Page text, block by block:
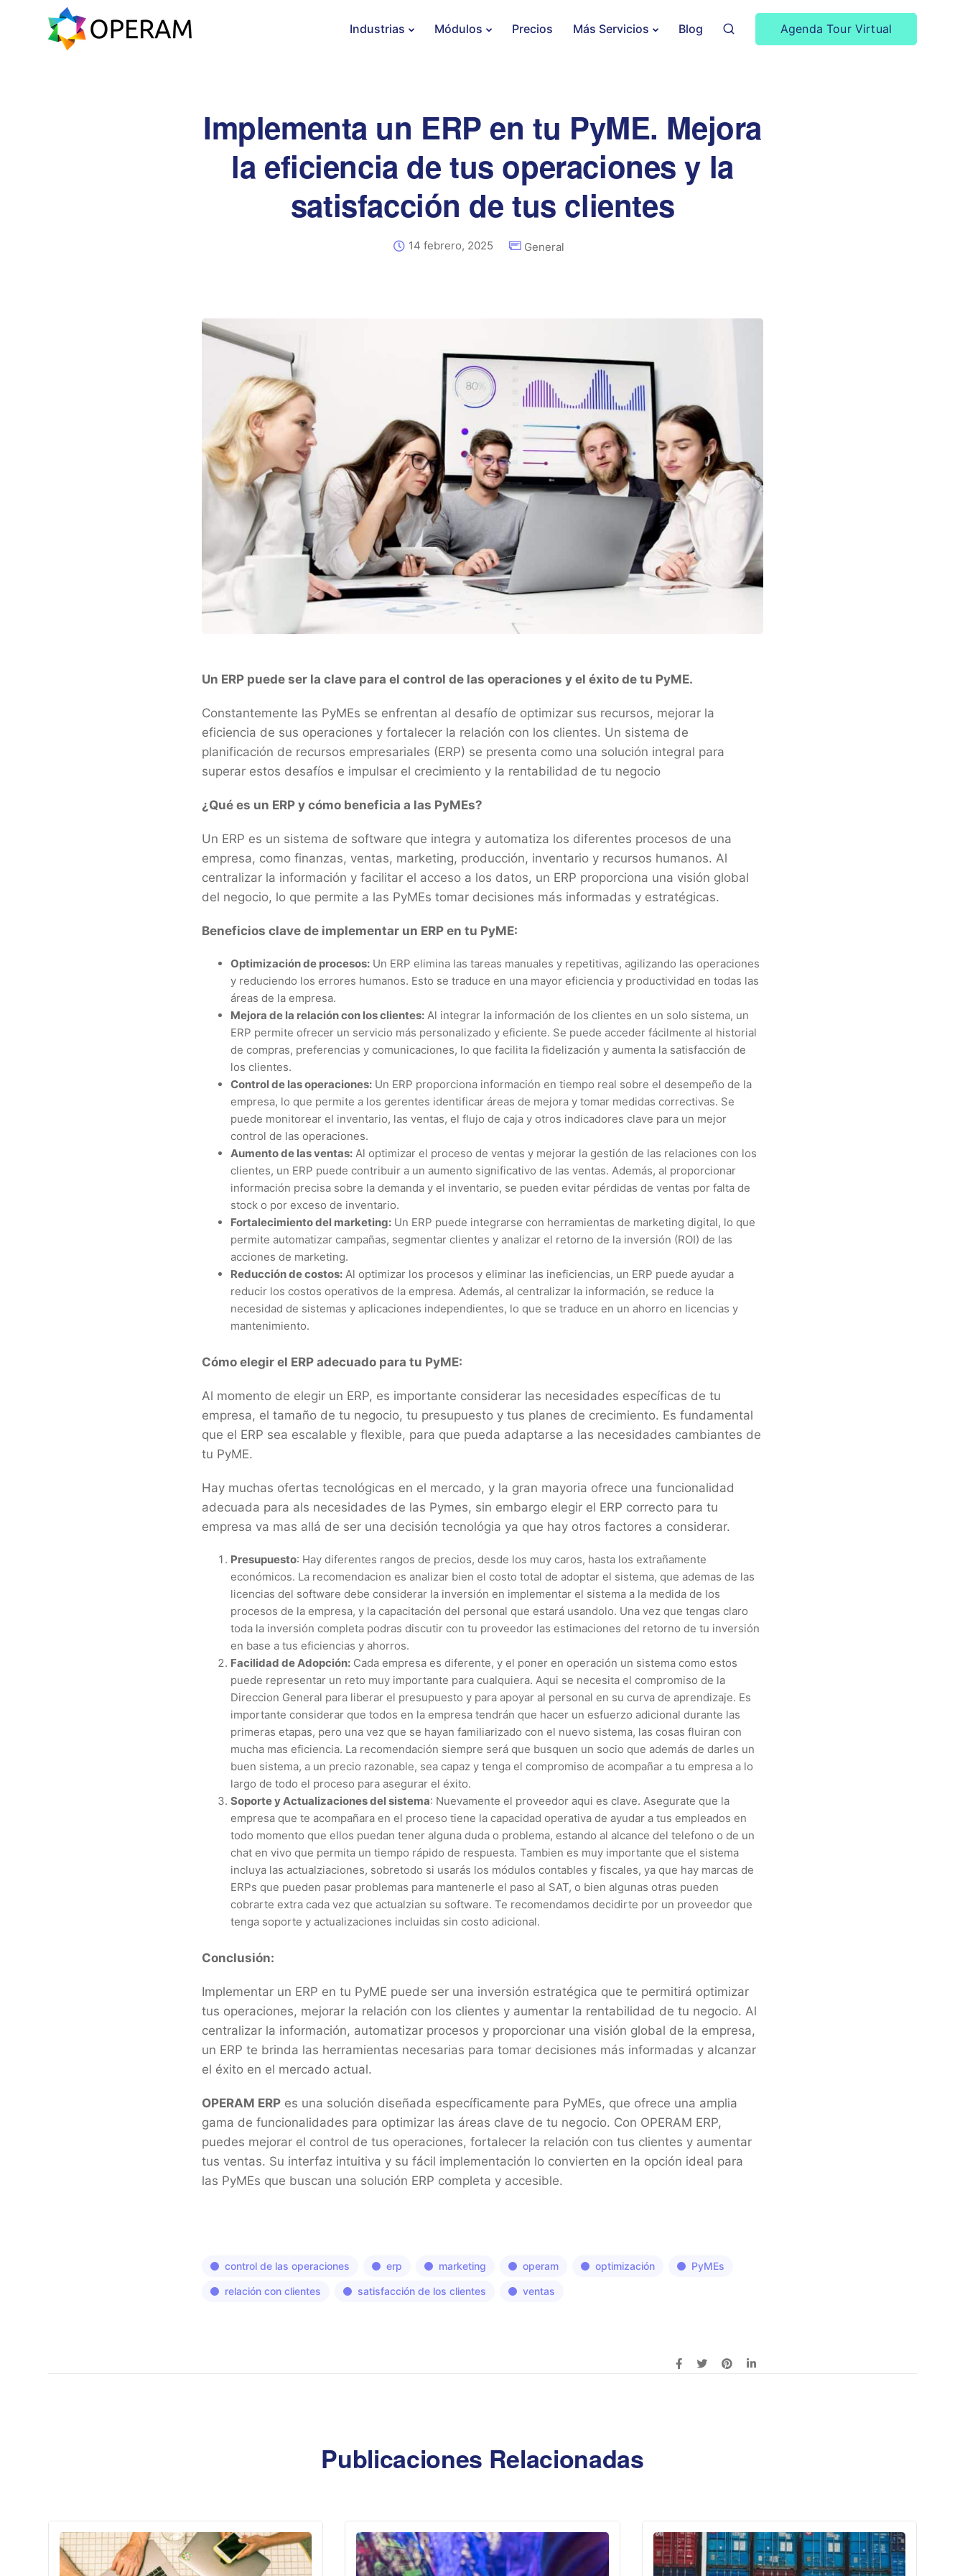
Industrias Módulos Precios Más Servicios Blog Agenda Tour Virtual
Implementa un ERP en tu PyME. Mejora
la eficiencia de tus operaciones y la
satisfacción de tus clientes
14 febrero, 2025 General
Un ERP puede ser la clave para el control de las operaciones y el éxito de tu PyME.
Constantemente las PyMEs se enfrentan al desafío de optimizar sus recursos, mejorar la
eficiencia de sus operaciones y fortalecer la relación con los clientes. Un sistema de
planificación de recursos empresariales (ERP) se presenta como una solución integral para
superar estos desafíos e impulsar el crecimiento y la rentabilidad de tu negocio
¿Qué es un ERP y cómo beneficia a las PyMEs?
Un ERP es un sistema de software que integra y automatiza los diferentes procesos de una
empresa, como finanzas, ventas, marketing, producción, inventario y recursos humanos. Al
centralizar la información y facilitar el acceso a los datos, un ERP proporciona una visión global
del negocio, lo que permite a las PyMEs tomar decisiones más informadas y estratégicas.
Beneficios clave de implementar un ERP en tu PyME:
Optimización de procesos: Un ERP elimina las tareas manuales y repetitivas, agilizando las operaciones
y reduciendo los errores humanos. Esto se traduce en una mayor eficiencia y productividad en todas las
áreas de la empresa.
Mejora de la relación con los clientes: Al integrar la información de los clientes en un solo sistema, un
ERP permite ofrecer un servicio más personalizado y eficiente. Se puede acceder fácilmente al historial
de compras, preferencias y comunicaciones, lo que facilita la fidelización y aumenta la satisfacción de
los clientes.
Control de las operaciones: Un ERP proporciona información en tiempo real sobre el desempeño de la
empresa, lo que permite a los gerentes identificar áreas de mejora y tomar medidas correctivas. Se
puede monitorear el inventario, las ventas, el flujo de caja y otros indicadores clave para un mejor
control de las operaciones.
Aumento de las ventas: Al optimizar el proceso de ventas y mejorar la gestión de las relaciones con los
clientes, un ERP puede contribuir a un aumento significativo de las ventas. Además, al proporcionar
información precisa sobre la demanda y el inventario, se pueden evitar pérdidas de ventas por falta de
stock o por exceso de inventario.
Fortalecimiento del marketing: Un ERP puede integrarse con herramientas de marketing digital, lo que
permite automatizar campañas, segmentar clientes y analizar el retorno de la inversión (ROI) de las
acciones de marketing.
Reducción de costos: Al optimizar los procesos y eliminar las ineficiencias, un ERP puede ayudar a
reducir los costos operativos de la empresa. Además, al centralizar la información, se reduce la
necesidad de sistemas y aplicaciones independientes, lo que se traduce en un ahorro en licencias y
mantenimiento.
Cómo elegir el ERP adecuado para tu PyME:
Al momento de elegir un ERP, es importante considerar las necesidades específicas de tu
empresa, el tamaño de tu negocio, tu presupuesto y tus planes de crecimiento. Es fundamental
que el ERP sea escalable y flexible, para que pueda adaptarse a las necesidades cambiantes de
tu PyME.
Hay muchas ofertas tecnológicas en el mercado, y la gran mayoria ofrece una funcionalidad
adecuada para als necesidades de las Pymes, sin embargo elegir el ERP correcto para tu
empresa va mas allá de ser una decisión tecnológia ya que hay otros factores a considerar.
Presupuesto: Hay diferentes rangos de precios, desde los muy caros, hasta los extrañamente
económicos. La recomendacion es analizar bien el costo total de adoptar el sistema, que ademas de las
licencias del software debe considerar la inversión en implementar el sistema a la medida de los
procesos de la empresa, y la capacitación del personal que estará usandolo. Una vez que tengas claro
toda la inversión completa podras discutir con tu proveedor las estimaciones del retorno de tu inversión
en base a tus eficiencias y ahorros.
Facilidad de Adopción: Cada empresa es diferente, y el poner en operación un sistema como estos
puede representar un reto muy importante para cualquiera. Aqui se necesita el compromiso de la
Direccion General para liberar el presupuesto y para apoyar al personal en su curva de aprendizaje. Es
importante considerar que todos en la empresa tendrán que hacer un esfuerzo adicional durante las
primeras etapas, pero una vez que se hayan familiarizado con el nuevo sistema, las cosas fluiran con
mucha mas eficiencia. La recomendación siempre será que busquen un socio que además de darles un
buen sistema, a un precio razonable, sea capaz y tenga el compromiso de acompañar a tu empresa a lo
largo de todo el proceso para asegurar el éxito.
Soporte y Actualizaciones del sistema: Nuevamente el proveedor aqui es clave. Asegurate que la
empresa que te acompañara en el proceso tiene la capacidad operativa de ayudar a tus empleados en
todo momento que ellos puedan tener alguna duda o problema, estando al alcance del telefono o de un
chat en vivo que permita un tiempo rápido de respuesta. Tambien es muy importante que el sistema
incluya las actualziaciones, sobretodo si usarás los módulos contables y fiscales, ya que hay marcas de
ERPs que pueden pasar problemas para mantenerle el paso al SAT, o bien algunas otras pueden
cobrarte extra cada vez que actualzian su software. Te recomendamos decidirte por un proveedor que
tenga soporte y actualizaciones incluidas sin costo adicional.
Conclusión:
Implementar un ERP en tu PyME puede ser una inversión estratégica que te permitirá optimizar
tus operaciones, mejorar la relación con los clientes y aumentar la rentabilidad de tu negocio. Al
centralizar la información, automatizar procesos y proporcionar una visión global de la empresa,
un ERP te brinda las herramientas necesarias para tomar decisiones más informadas y alcanzar
el éxito en el mercado actual.
OPERAM ERP es una solución diseñada específicamente para PyMEs, que ofrece una amplia
gama de funcionalidades para optimizar las áreas clave de tu negocio. Con OPERAM ERP,
puedes mejorar el control de tus operaciones, fortalecer la relación con tus clientes y aumentar
tus ventas. Su interfaz intuitiva y su fácil implementación lo convierten en la opción ideal para
las PyMEs que buscan una solución ERP completa y accesible.
control de las operaciones erp marketing operam optimización PyMEs
relación con clientes satisfacción de los clientes ventas
Publicaciones Relacionadas